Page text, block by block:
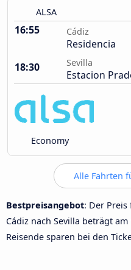
ALSA
16:55 Cádiz
Residencia
18:30
Sevilla
Estacion
Economy
Alle Fahrten
Bestpreisangebot: Der
Cádiz nach Sevilla beträgt am
Reisende sparen bei den